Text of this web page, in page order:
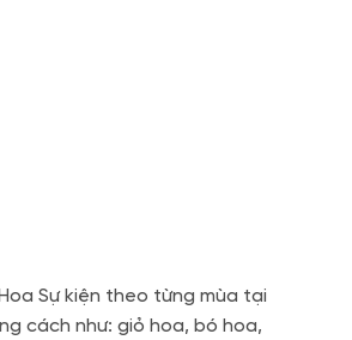
Sự kiện theo từng mùa tại
cách như: giỏ hoa, bó hoa,